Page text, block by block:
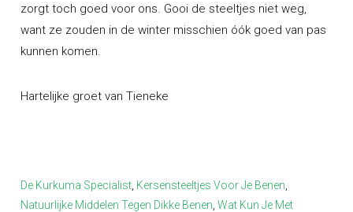
zorgt toch goed voor ons. Gooi de steeltjes niet weg,
want ze zouden in de winter misschien óók goed van pas
kunnen komen.
Hartelijke groet van Tieneke
De Kurkuma Specialist Kersensteeltjes Voor Je Benen
Natuurlijke Middelen Tegen Dikke Benen Wat Kun Je Met